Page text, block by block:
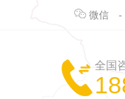
微信
全国